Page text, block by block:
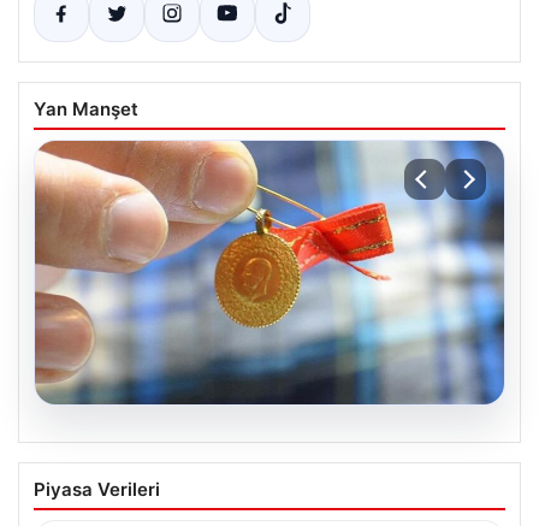
Yan Manşet
08.08.2026
8 Nisan 2026 Güncel Altın Fiyatları ve
Ekonomik Gelişmeler
Piyasa Verileri